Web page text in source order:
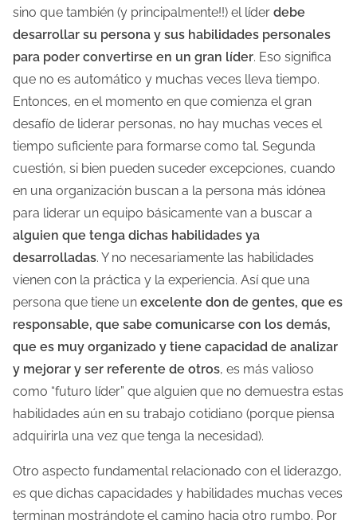
sino que también (y principalmente!!) el líder debe
desarrollar su persona y sus habilidades personales
para poder convertirse en un gran líder. Eso significa
que no es automático y muchas veces lleva tiempo.
Entonces, en el momento en que comienza el gran
desafío de liderar personas, no hay muchas veces el
tiempo suficiente para formarse como tal. Segunda
cuestión, si bien pueden suceder excepciones, cuando
en una organización buscan a la persona más idónea
para liderar un equipo básicamente van a buscar a
alguien que tenga dichas habilidades ya
desarrolladas. Y no necesariamente las habilidades
vienen con la práctica y la experiencia. Así que una
persona que tiene un excelente don de gentes, que es
responsable, que sabe comunicarse con los demás,
que es muy organizado y tiene capacidad de analizar
y mejorar y ser referente de otros, es más valioso
como “futuro líder” que alguien que no demuestra estas
habilidades aún en su trabajo cotidiano (porque piensa
adquirirla una vez que tenga la necesidad).
Otro aspecto fundamental relacionado con el liderazgo,
es que dichas capacidades y habilidades muchas veces
terminan mostrándote el camino hacia otro rumbo. Por